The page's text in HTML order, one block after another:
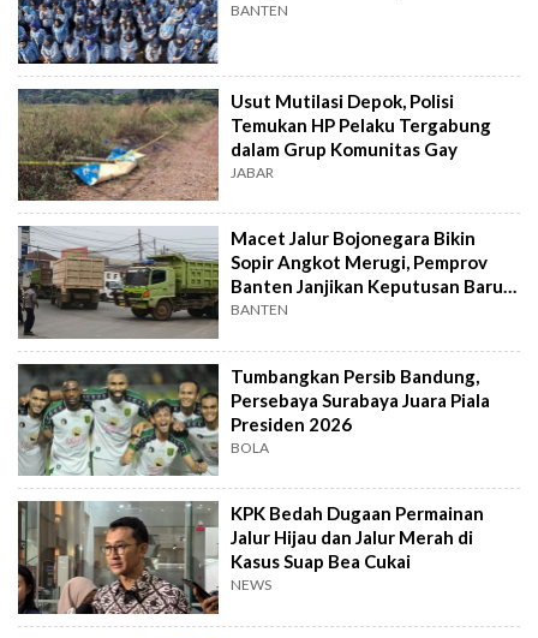
BANTEN
Usut Mutilasi Depok, Polisi
Temukan HP Pelaku Tergabung
dalam Grup Komunitas Gay
JABAR
Macet Jalur Bojonegara Bikin
Sopir Angkot Merugi, Pemprov
Banten Janjikan Keputusan Baru 4
Hari Lagi
BANTEN
Tumbangkan Persib Bandung,
Persebaya Surabaya Juara Piala
Presiden 2026
BOLA
KPK Bedah Dugaan Permainan
Jalur Hijau dan Jalur Merah di
Kasus Suap Bea Cukai
NEWS